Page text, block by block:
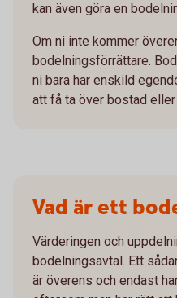
kan även göra en
Om ni inte kommer
bodelningsförrättare.
ni bara har enskild
att få ta över bostad
Vad är ett
Värderingen och
bodelningsavtal. Ett
är överens och endast